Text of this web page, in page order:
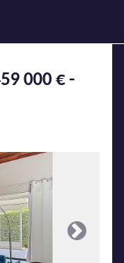
000 € -
Suivante